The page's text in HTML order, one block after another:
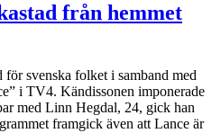
från hemmet
svenska folket i samband med
i TV4. Kändissonen imponerade
med Linn Hegdal, 24, gick han
framgick även att Lance är